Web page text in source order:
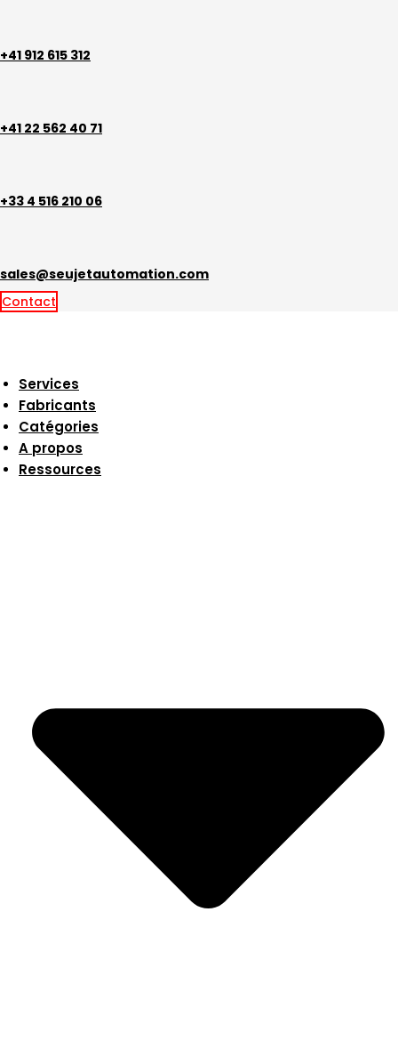
contenu
+41 912 615 312
+41 22 562 40 71
+33 4 516 210 06
sales@seujetautomation.com
Contact
Services
Fabricants
Catégories
A propos
Ressources